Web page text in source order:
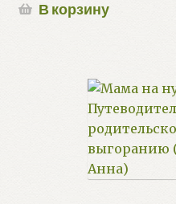
В корзину